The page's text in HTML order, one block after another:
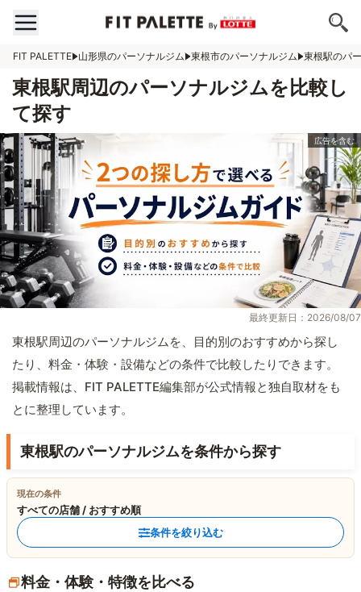
FIT PALETTE 山形県のパーソナルジム 東根市のパーソナルジム 東根駅のパ
東根駅周辺のパーソナルジムを比較し
て探す
最終更新日：2026/08/07
東根駅周辺のパーソナルジムを、目的別のおすすめから探し
たり、料金・体験・設備などの条件で比較したりできます。
掲載情報は、FIT PALETTE編集部が公式情報と独自取材をも
とに整理しています。
東根駅のパーソナルジムを条件から探す
現在の条件
すべての店舗 / おすすめ順
条件を絞り込む
料金・体験・特徴を比べる